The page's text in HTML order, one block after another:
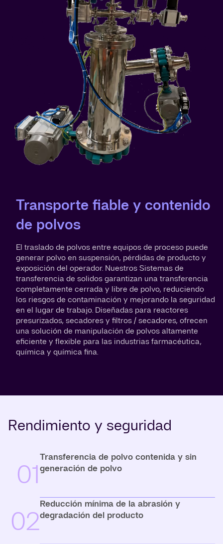
Transporte fiable y contenido
de polvos
El traslado de polvos entre equipos de proceso puede
generar polvo en suspensión, pérdidas de producto y
exposición del operador. Nuestros Sistemas de
transferencia de solidos garantizan una transferencia
completamente cerrada y libre de polvo, reduciendo
los riesgos de contaminación y mejorando la seguridad
en el lugar de trabajo. Diseñadas para reactores
presurizados, secadores y filtros / secadores, ofrecen
una solución de manipulación de polvos altamente
eficiente y flexible para las industrias farmacéutica,
química y química fina.
Rendimiento y seguridad
01
Transferencia de polvo contenida y sin
generación de polvo
02
Reducción mínima de la abrasión y
degradación del producto